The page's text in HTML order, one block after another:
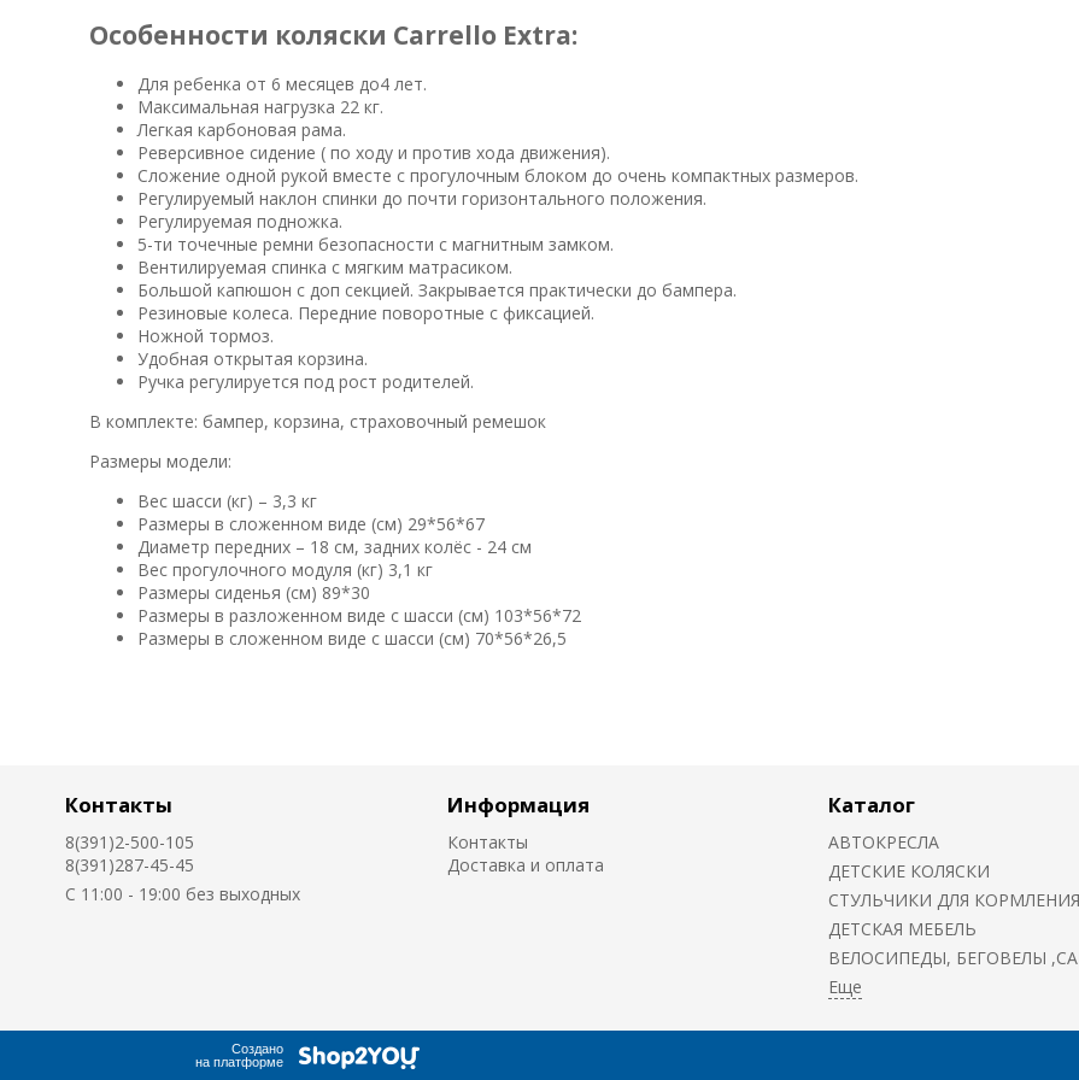
Особенности коляски Carrello Extra:
Для ребенка от 6 месяцев до4 лет.
Максимальная нагрузка 22 кг.
Легкая карбоновая рама.
Реверсивное сидение ( по ходу и против хода движения).
Сложение одной рукой вместе с прогулочным блоком до очень компактных размеров.
Регулируемый наклон спинки до почти горизонтального положения.
Регулируемая подножка.
5-ти точечные ремни безопасности с магнитным замком.
Вентилируемая спинка с мягким матрасиком.
Большой капюшон с доп секцией. Закрывается практически до бампера.
Резиновые колеса. Передние поворотные с фиксацией.
Ножной тормоз.
Удобная открытая корзина.
Ручка регулируется под рост родителей.
В комплекте: бампер, корзина, страховочный ремешок
Размеры модели:
Вес шасси (кг) – 3,3 кг
Размеры в сложенном виде (см) 29*56*67
Диаметр передних – 18 см, задних колёс - 24 см
Вес прогулочного модуля (кг) 3,1 кг
Размеры сиденья (см) 89*30
Размеры в разложенном виде с шасси (см) 103*56*72
Размеры в сложенном виде с шасси (см) 70*56*26,5
Контакты
8(391)2-500-105
8(391)287-45-45
C 11:00 - 19:00 без выходных
Информация
Контакты
Доставка и оплата
Каталог
АВТОКРЕСЛА
ДЕТСКИЕ КОЛЯСКИ
CТУЛЬЧИКИ ДЛЯ КОРМЛЕНИЯ
ДЕТСКАЯ МЕБЕЛЬ
ВЕЛОСИПЕДЫ, БЕГОВЕЛЫ
Создано
на платформе